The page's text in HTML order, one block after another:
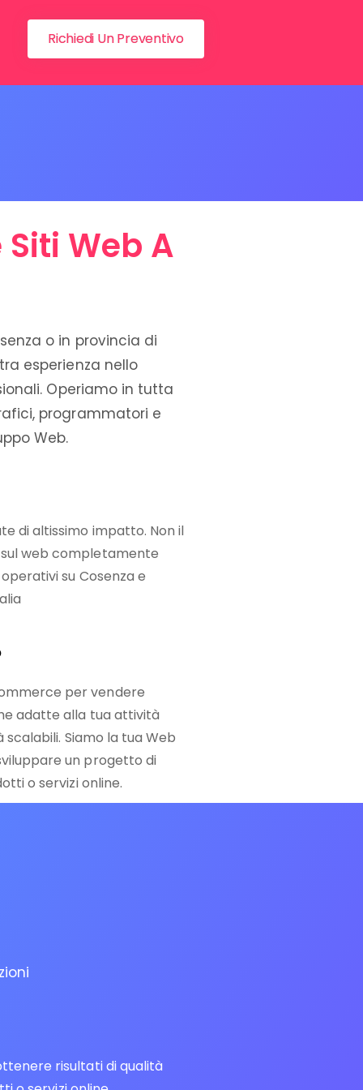
Richiedi Un Preventivo
Web A
o in provincia di
esperienza nello
Operiamo in tutta
programmatori e
Web.
di altissimo impatto. Non il
web completamente
su Cosenza e
per vendere
adatte alla tua attività
Siamo la tua Web
un progetto di
o servizi online.
risultati di qualità